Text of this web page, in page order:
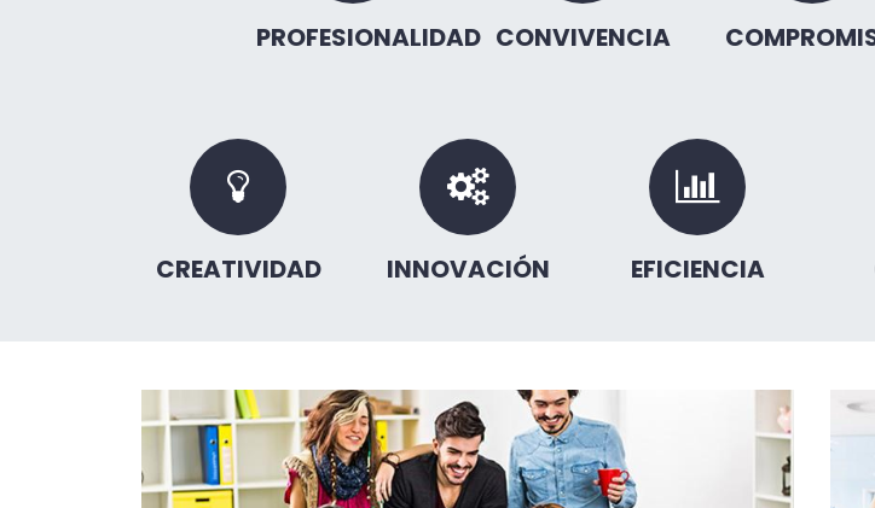
PROFESIONALIDAD CONVIVENCIA
CREATIVIDAD INNOVACIÓN EFICIENCIA